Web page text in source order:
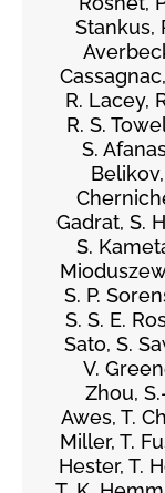
Stankus,
R. Lacey,
R. S.
S.
Gadrat, S.
S.
S. P.
S. S. E.
Sato, S.
V.
Zhou,
Awes, T.
Miller, T.
Hester, T.